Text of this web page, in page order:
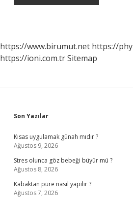
https://www.birumut.net https://
https://ioni.com.trSitemap
Sidebar
Son Yazılar
Kısas uygulamak günah mıdır ?
Ağustos 9, 2026
Stres olunca göz bebeği büyür mü ?
Ağustos 8, 2026
Kabaktan püre nasıl yapılır ?
Ağustos 7, 2026